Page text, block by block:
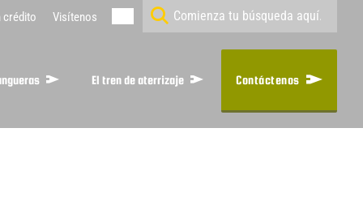
crédito Visítenos
El tren de aterrizaje Contáctenos